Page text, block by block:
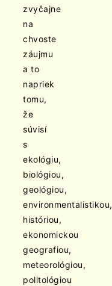
zvyčajne
na
chvoste
záujmu
a to
napriek
tomu,
že
súvisí
s
ekológiu,
biológiou,
geológiou,
environmentalistikou,
históriou,
ekonomickou
geografiou,
meteorológiou,
politológiou